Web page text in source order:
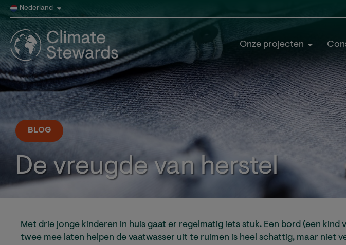
Nederland
Onze projecten
BLOG
De vreugde van herstel
Met drie jonge kinderen in huis gaat er regelmatig iets stuk. Een bord (een kind
twee mee laten helpen de vaatwasser uit te ruimen is heel schattig, maar niet